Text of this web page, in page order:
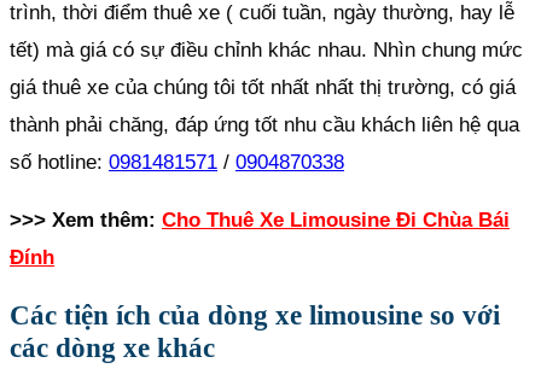
trình, thời điểm thuê xe ( cuối tuần, ngày thường, hay lễ
tết) mà giá có sự điều chỉnh khác nhau. Nhìn chung mức
giá thuê xe của chúng tôi tốt nhất nhất thị trường, có giá
thành phải chăng, đáp ứng tốt nhu cầu khách liên hệ qua
số hotline: 0981481571 / 0904870338
>>> Xem thêm: Cho Thuê Xe Limousine Đi Chùa Bái
Đính
Các tiện ích của dòng xe limousine so với
các dòng xe khác